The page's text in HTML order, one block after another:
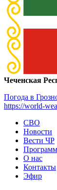
Чеченская
Погода в
https://world-
СВО
Новости
Вести ЧР
О нас
Контакты
Эфир